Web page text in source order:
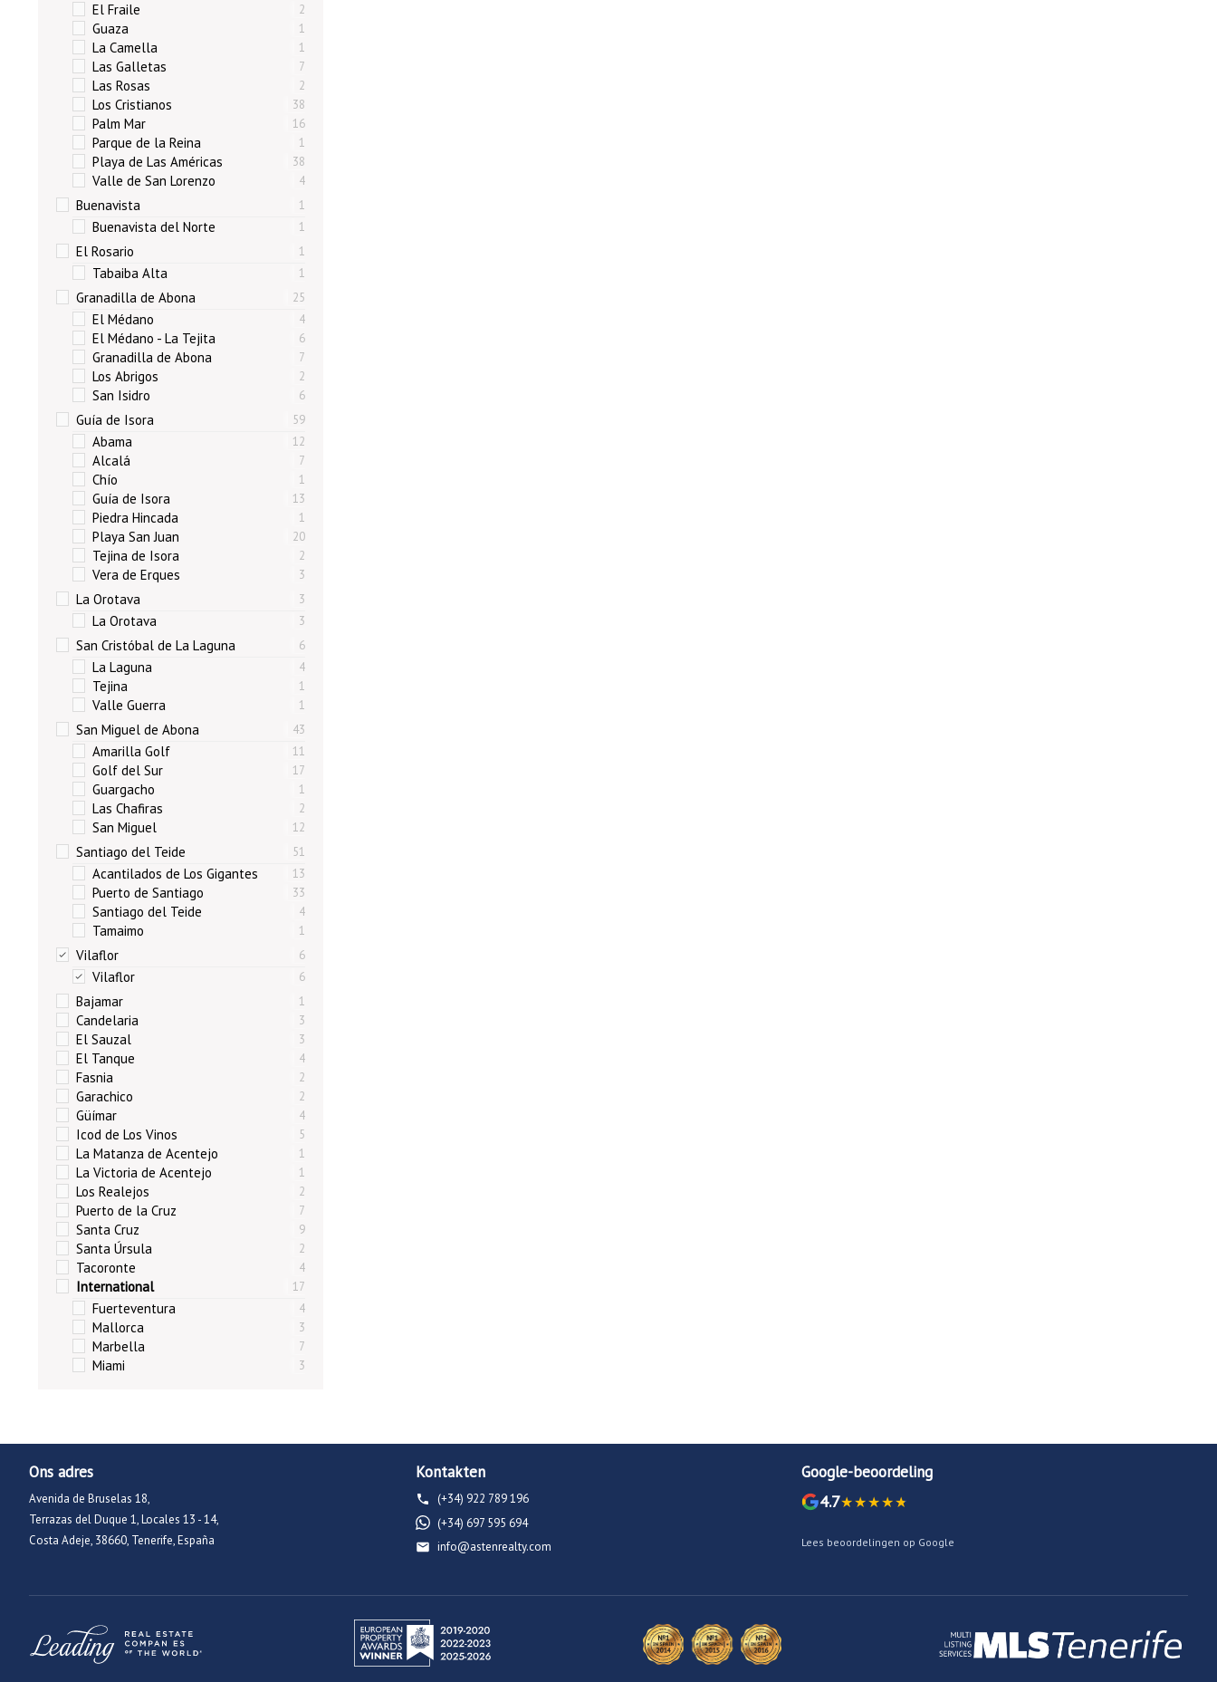
El Fraile 2
Guaza 1
La Camella 1
Las Galletas 7
Las Rosas 2
Los Cristianos 38
Palm Mar 16
Parque de la Reina 1
Playa de Las Américas 38
Valle de San Lorenzo 4
Buenavista 1
Buenavista del Norte 1
El Rosario 1
Tabaiba Alta 1
Granadilla de Abona 25
El Médano 4
El Médano - La Tejita 6
Granadilla de Abona 7
Los Abrigos 2
San Isidro 6
Guía de Isora 59
Abama 12
Alcalá 7
Chío 1
Guía de Isora 13
Piedra Hincada 1
Playa San Juan 20
Tejina de Isora 2
Vera de Erques 3
La Orotava 3
La Orotava 3
San Cristóbal de La Laguna 6
La Laguna 4
Tejina 1
Valle Guerra 1
San Miguel de Abona 43
Amarilla Golf 11
Golf del Sur 17
Guargacho 1
Las Chafiras 2
San Miguel 12
Santiago del Teide 51
Acantilados de Los Gigantes 13
Puerto de Santiago 33
Santiago del Teide 4
Tamaimo 1
Vilaflor 6
Vilaflor 6
Bajamar 1
Candelaria 3
El Sauzal 3
El Tanque 4
Fasnia 2
Garachico 2
Güímar 4
Icod de Los Vinos 5
La Matanza de Acentejo 1
La Victoria de Acentejo 1
Los Realejos 2
Puerto de la Cruz 7
Santa Cruz 9
Santa Úrsula 2
Tacoronte 4
International 17
Fuerteventura 4
Mallorca 3
Marbella 7
Miami 3
Ons adres
Avenida de Bruselas 18,
Terrazas del Duque 1, Locales 13 - 14,
Costa Adeje, 38660, Tenerife, España
Kontakten
(+34) 922 789 196
(+34) 697 595 694
info@astenrealty.com
Google-beoordeling
4.7
Lees beoordelingen op Google